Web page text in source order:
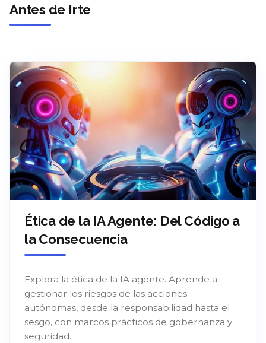
Antes de Irte
Ética de la IA Agente: Del Código a
la Consecuencia
Explora la ética de la IA agente. Aprende a
gestionar los riesgos de las acciones
autónomas, desde la responsabilidad hasta el
sesgo, con marcos prácticos de gobernanza y
seguridad.